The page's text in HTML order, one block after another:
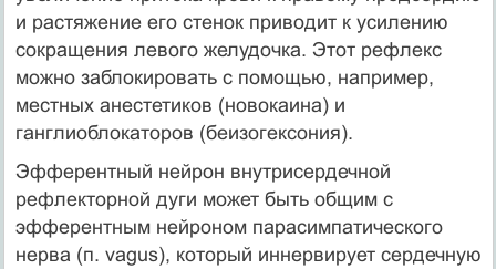
и растяжение его стенок приводит к усилению
сокращения левого желудочка. Этот рефлекс
можно заблокировать с помощью, например,
местных анестетиков (новокаина) и
ганглиоблокаторов (беизогексония).
Эфферентный нейрон внутрисердечной
рефлекторной дуги может быть общим с
эфферентным нейроном парасимпатического
нерва (п. vagus), который иннервирует сердечную